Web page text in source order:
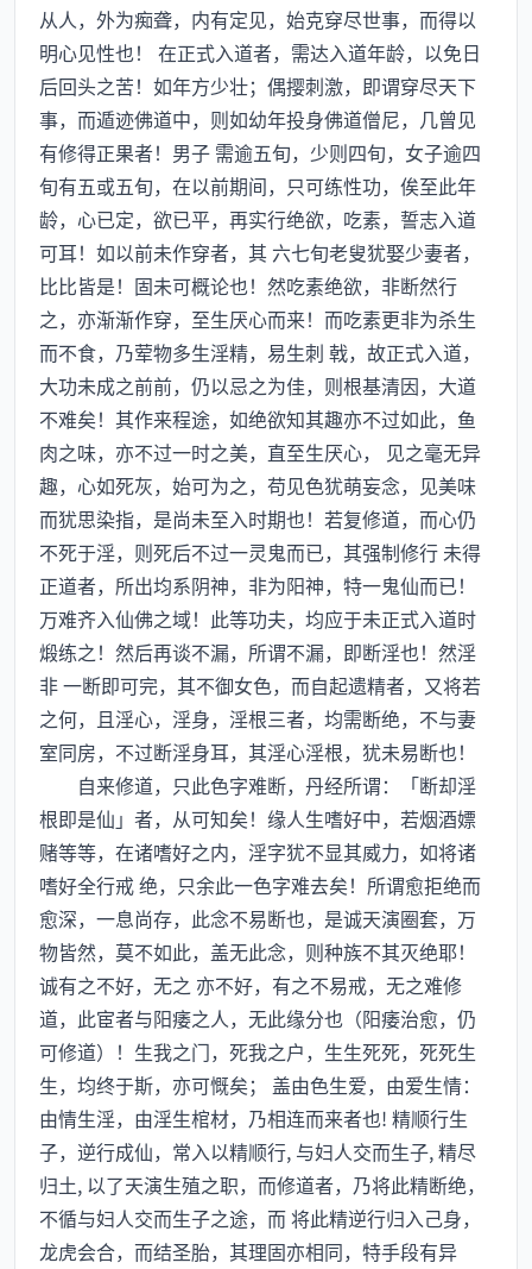
从人，外为痴聋，内有定见，始克穿尽世事，而得以
明心见性也！ 在正式入道者，需达入道年龄，以免日
后回头之苦！如年方少壮；偶撄刺激，即谓穿尽天下
事，而遁迹佛道中，则如幼年投身佛道僧尼，几曾见
有修得正果者！男子 需逾五旬，少则四旬，女子逾四
旬有五或五旬，在以前期间，只可练性功，俟至此年
龄，心已定，欲已平，再实行绝欲，吃素，誓志入道
可耳！如以前未作穿者，其 六七旬老叟犹娶少妻者，
比比皆是！固未可概论也！然吃素绝欲，非断然行
之，亦渐渐作穿，至生厌心而来！而吃素更非为杀生
而不食，乃荤物多生淫精，易生刺 戟，故正式入道，
大功未成之前前，仍以忌之为佳，则根基清因，大道
不难矣！其作来程途，如绝欲知其趣亦不过如此，鱼
肉之味，亦不过一时之美，直至生厌心， 见之毫无异
趣，心如死灰，始可为之，苟见色犹萌妄念，见美味
而犹思染指，是尚未至入时期也！若复修道，而心仍
不死于淫，则死后不过一灵鬼而已，其强制修行 未得
正道者，所出均系阴神，非为阳神，特一鬼仙而已！
万难齐入仙佛之域！此等功夫，均应于未正式入道时
煅练之！然后再谈不漏，所谓不漏，即断淫也！然淫
非 一断即可完，其不御女色，而自起遗精者，又将若
之何，且淫心，淫身，淫根三者，均需断绝，不与妻
室同房，不过断淫身耳，其淫心淫根，犹未易断也！
自来修道，只此色字难断，丹经所谓：「断却淫
根即是仙」者，从可知矣！缘人生嗜好中，若烟酒嫖
赌等等，在诸嗜好之内，淫字犹不显其威力，如将诸
嗜好全行戒 绝，只余此一色字难去矣！所谓愈拒绝而
愈深，一息尚存，此念不易断也，是诚天演圈套，万
物皆然，莫不如此，盖无此念，则种族不其灭绝耶！
诚有之不好，无之 亦不好，有之不易戒，无之难修
道，此宦者与阳痿之人，无此缘分也（阳痿治愈，仍
可修道）！生我之门，死我之户，生生死死，死死生
生，均终于斯，亦可慨矣； 盖由色生爱，由爱生情：
由情生淫，由淫生棺材，乃相连而来者也! 精顺行生
子，逆行成仙，常入以精顺行, 与妇人交而生子, 精尽
归土, 以了天演生殖之职，而修道者，乃将此精断绝，
不循与妇人交而生子之途，而 将此精逆行归入己身，
龙虎会合，而结圣胎，其理固亦相同，特手段有异